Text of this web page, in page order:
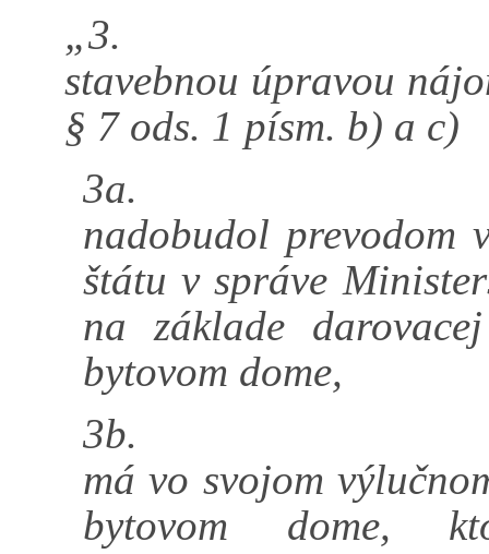
„3.
stavebnou úpravou
§ 7 ods. 1 písm. b) a c)
3a.
nadobudol prevodom
štátu v správe
na základe
bytovom dome,
3b.
má vo svojom
bytovom dome,